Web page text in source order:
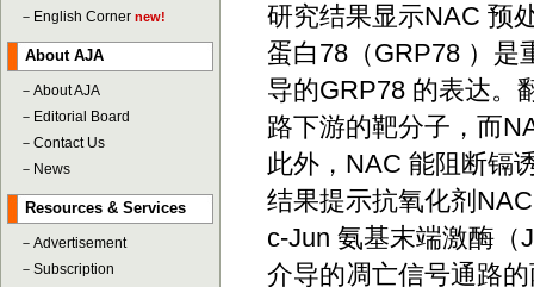
－ English Corner new!
About AJA
－ About AJA
－ Editorial Board
－ Contact Us
－ News
Resources & Services
－ Advertisement
－ Subscription
研究结果显示NAC 预
蛋白78（GRP78 ）是
导的GRP78 的表达。
路下游的靶分子，而
此外，NAC 能阻断镉
结果提示抗氧化剂
c-Jun 氨基末端激酶
介导的凋亡信号通路